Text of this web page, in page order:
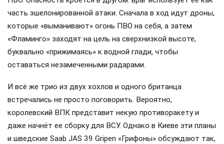
часть эшелонированной атаки. Сначала в ход идут дроны,
которые «выманивают» огонь ПВО на себя, а затем
«Фламинго» заходят на цель на сверхнизкой высоте,
буквально «прижимаясь» к водной глади, чтобы
оставаться незамеченными радарами.
И всё же трио из двух хохлов и одного британца
встречались не просто поговорить. Вероятно,
королевский ВПК представит некую противоракету и
даже начнёт ее сборку для ВСУ. Однако в Киеве эти планы
и шведские Saab JAS 39 Gripen «Грифоны» обсуждают так,